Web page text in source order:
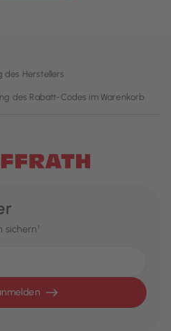
des Herstellers
des Rabatt-Codes im Warenkorb
sichern¹